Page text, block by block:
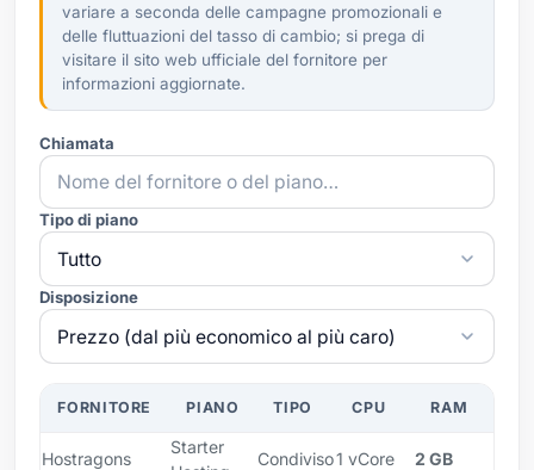
variare a seconda delle campagne promozionali e
delle fluttuazioni del tasso di cambio; si prega di
visitare il sito web ufficiale del fornitore per
informazioni aggiornate.
Chiamata
Tipo di piano
Disposizione
FORNITORE PIANO TIPO CPU RAM
Hostragons
Starter
Condiviso1 vCore 2 GB